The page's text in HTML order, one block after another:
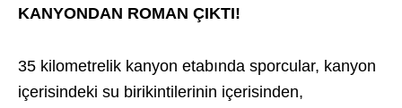
KANYONDAN ROMAN ÇIKTI!
35 kilometrelik kanyon etabında sporcular, kanyon
içerisindeki su birikintilerinin içerisinden,